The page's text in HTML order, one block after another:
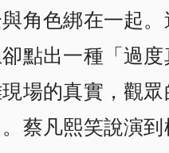
角色綁在一起
點出一種「過
場的真實，觀
蔡凡熙笑說演